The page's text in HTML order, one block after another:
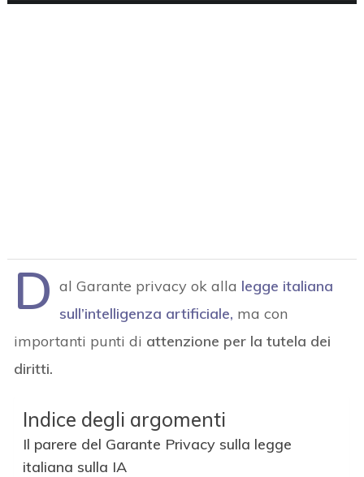
D al Garante privacy ok alla legge italiana
sull’intelligenza artificiale, ma con
importanti punti di attenzione per la tutela dei
diritti.
Indice degli argomenti
Il parere del Garante Privacy sulla legge
italiana sulla IA